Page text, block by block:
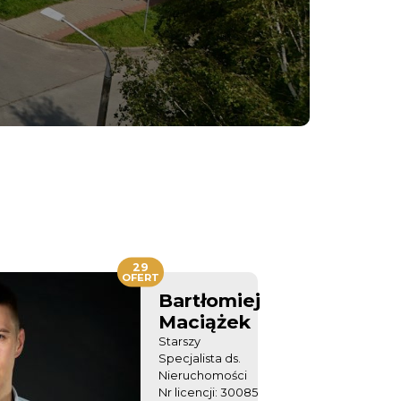
Bartłomiej
Maciążek
Starszy
Specjalista ds.
Nieruchomości
Nr licencji: 30085
29
OFERT